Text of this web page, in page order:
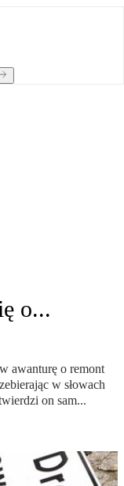
o...
awanturę o remont
w słowach
on sam...